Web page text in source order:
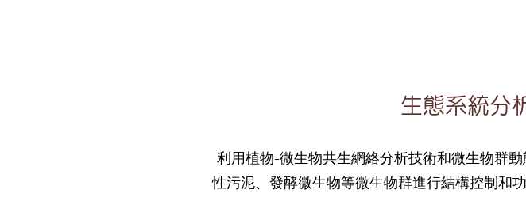
生態系統分
利用植物-微生物共生網絡分析技術和微生物群
性污泥、發酵微生物等微生物群進行結構控制和